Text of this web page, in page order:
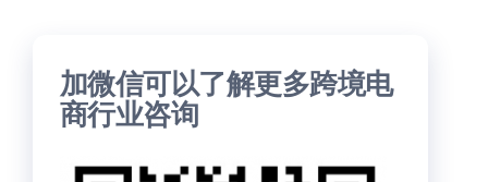
加微信可以了解更多跨境电
商行业咨询